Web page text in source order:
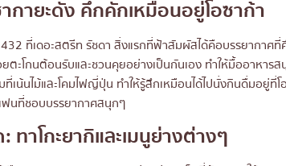
กายะดัง คึกคักเหมือนอยู่โอซาก้า
ที่เดอะสตรีท รัชดา สิ่งแรกที่ฟ้าสัมผัสได้คือบรรยากาศ
ะโกนต้อนรับและชวนคุยอย่างเป็นกันเอง ทำให้มื้ออาหารส
เน้นไม้และโคมไฟญี่ปุ่น ทำให้รู้สึกเหมือนได้ไปนั่งกินดื่มอยู่ที่โ
นที่ชอบบรรยากาศสนุกๆ
ทาโกะยากิและเมนูย่างต่างๆ